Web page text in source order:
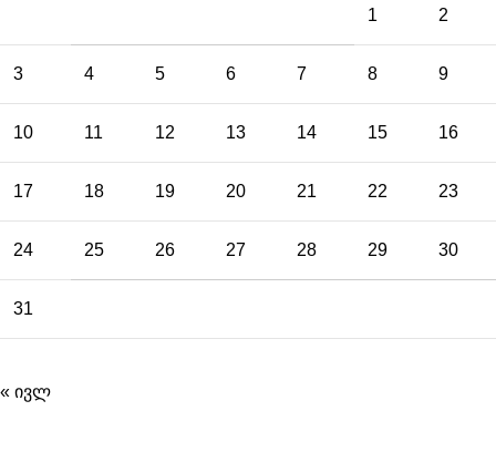
1 2
3 4 5 6 7 8 9
10 11 12 13 14 15 16
17 18 19 20 21 22 23
24 25 26 27 28 29 30
31
« ივლ